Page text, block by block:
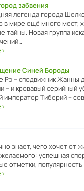
забвения
легенда города
в мире ещё много мест,
тайны. Новая группа
›
Синей Бороды
Рэ – спод­ви­жник Жанны
– и кровавый серийный
импе­ратор Тиберий –
›
знает, чего хочет от
успе­шная
отметки,
›